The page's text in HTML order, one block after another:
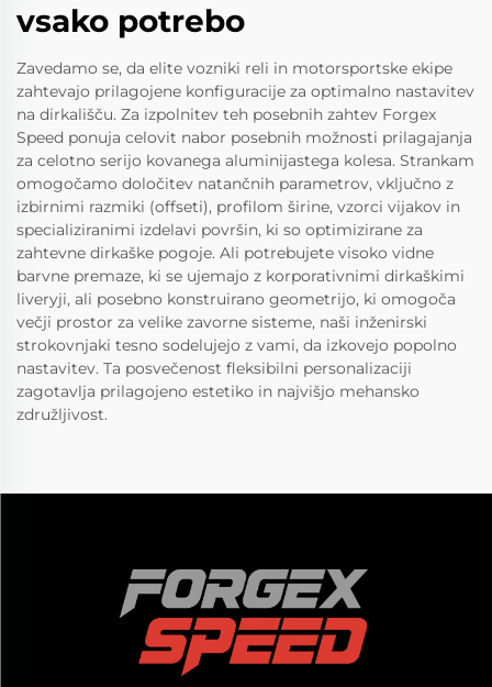
vsako potrebo
Zavedamo se, da elite vozniki reli in motorsportske ekipe
zahtevajo prilagojene konfiguracije za optimalno nastavitev
na dirkališču. Za izpolnitev teh posebnih zahtev Forgex
Speed ponuja celovit nabor posebnih možnosti prilagajanja
za celotno serijo kovanega aluminijastega kolesa. Strankam
omogočamo določitev natančnih parametrov, vključno z
izbirnimi razmiki (offseti), profilom širine, vzorci vijakov in
specializiranimi izdelavi površin, ki so optimizirane za
zahtevne dirkaške pogoje. Ali potrebujete visoko vidne
barvne premaze, ki se ujemajo z korporativnimi dirkaškimi
liveryji, ali posebno konstruirano geometrijo, ki omogoča
večji prostor za velike zavorne sisteme, naši inženirski
strokovnjaki tesno sodelujejo z vami, da izkovejo popolno
nastavitev. Ta posvečenost fleksibilni personalizaciji
zagotavlja prilagojeno estetiko in najvišjo mehansko
združljivost.